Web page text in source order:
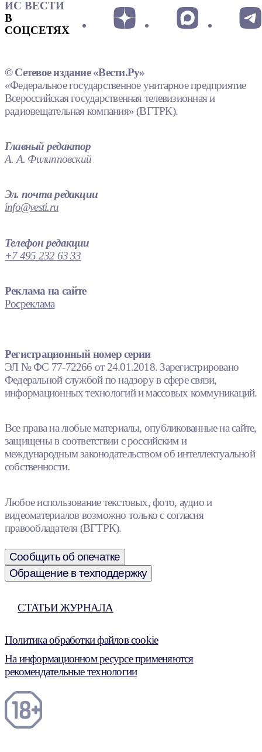
ИС ВЕСТИ
В
СОЦСЕТЯХ
© Сетевое издание «Вести.Ру»
«Федеральное государственное унитарное предприятие
Всероссийская государственная телевизионная и
радиовещательная компания» (ВГТРК).
Главный редактор
А. А. Филипповский
Эл. почта редакции
info@vesti.ru
Телефон редакции
+7 495 232 63 33
Реклама на сайте
Росреклама
Регистрационный номер серии
ЭЛ № ФС 77-72266 от 24.01.2018. Зарегистрировано
Федеральной службой по надзору в сфере связи,
информационных технологий и массовых коммуникаций.
Все права на любые материалы, опубликованные на сайте,
защищены в соответствии с российским и
международным законодательством об интеллектуальной
собственности.
Любое использование текстовых, фото, аудио и
видеоматериалов возможно только с согласия
правообладателя (ВГТРК).
Сообщить об опечатке
Обращение в техподдержку
СТАТЬИ ЖУРНАЛА
Политика обработки файлов cookie
На информационном ресурсе применяются
рекомендательные технологии